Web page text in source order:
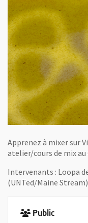
Apprenez à mixer sur
atelier/cours de mix au
Intervenants : Loopa
(UNTed/Maine
Public